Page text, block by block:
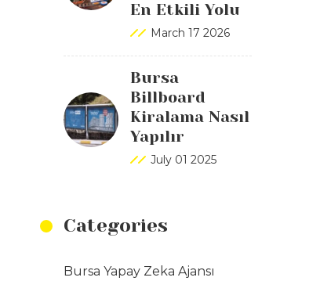
En Etkili Yolu
March 17 2026
Bursa
Billboard
Kiralama Nasıl
Yapılır
July 01 2025
Categories
Bursa Yapay Zeka Ajansı